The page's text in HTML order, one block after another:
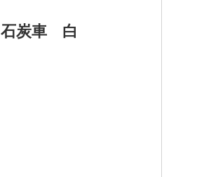
炭車 白